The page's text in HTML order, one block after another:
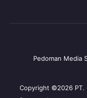
Copyright ©2026 PT.
Pedoman Media